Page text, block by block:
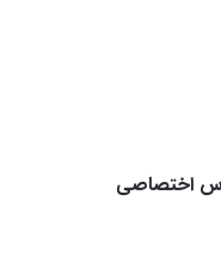
اختصاصی